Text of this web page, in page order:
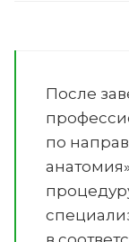
После
по